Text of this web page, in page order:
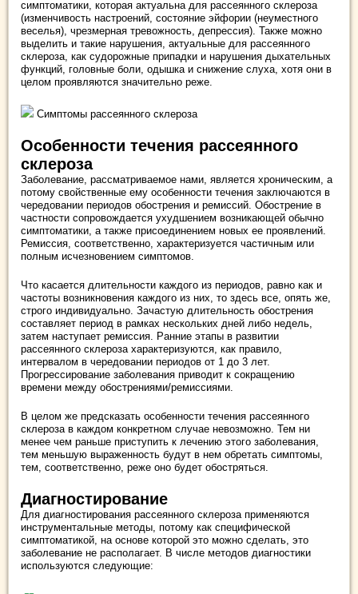
симптоматики, которая актуальна для рассеянного склероза
(изменчивость настроений, состояние эйфории (неуместного
веселья), чрезмерная тревожность, депрессия). Также можно
выделить и такие нарушения, актуальные для рассеянного
склероза, как судорожные припадки и нарушения дыхательных
функций, головные боли, одышка и снижение слуха, хотя они в
целом проявляются значительно реже.
Симптомы рассеянного склероза
Особенности течения рассеянного
склероза
Заболевание, рассматриваемое нами, является хроническим, а
потому свойственные ему особенности течения заключаются в
чередовании периодов обострения и ремиссий. Обострение в
частности сопровождается ухудшением возникающей обычно
симптоматики, а также присоединением новых ее проявлений.
Ремиссия, соответственно, характеризуется частичным или
полным исчезновением симптомов.
Что касается длительности каждого из периодов, равно как и
частоты возникновения каждого из них, то здесь все, опять же,
строго индивидуально. Зачастую длительность обострения
составляет период в рамках нескольких дней либо недель,
затем наступает ремиссия. Ранние этапы в развитии
рассеянного склероза характеризуются, как правило,
интервалом в чередовании периодов от 1 до 3 лет.
Прогрессирование заболевания приводит к сокращению
времени между обострениями/ремиссиями.
В целом же предсказать особенности течения рассеянного
склероза в каждом конкретном случае невозможно. Тем ни
менее чем раньше приступить к лечению этого заболевания,
тем меньшую выраженность будут в нем обретать симптомы,
тем, соответственно, реже оно будет обостряться.
Диагностирование
Для диагностирования рассеянного склероза применяются
инструментальные методы, потому как специфической
симптоматикой, на основе которой это можно сделать, это
заболевание не располагает. В числе методов диагностики
используются следующие: